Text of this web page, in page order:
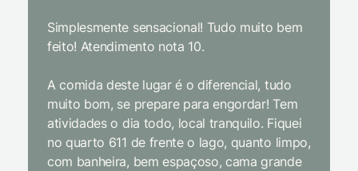
Simplesmente sensacional! Tudo muito bem
feito! Atendimento nota 10.
A comida deste lugar é o diferencial, tudo
muito bom, se prepare para engordar! Tem
atividades o dia todo, local tranquilo. Fiquei
no quarto 611 de frente o lago, quanto limpo,
com banheira, bem espaçoso, cama grande